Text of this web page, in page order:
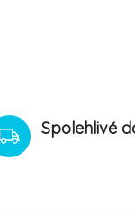
Spolehlivé